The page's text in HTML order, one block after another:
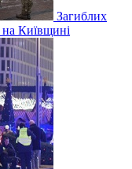
Загиблих
на Київщині